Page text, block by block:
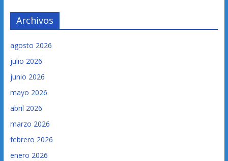
Archivos
agosto 2026
julio 2026
junio 2026
mayo 2026
abril 2026
marzo 2026
febrero 2026
enero 2026